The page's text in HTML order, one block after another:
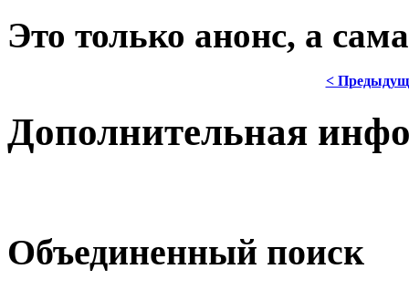
Это только анонс, а
<
Дополнительная
Объединенный поиск